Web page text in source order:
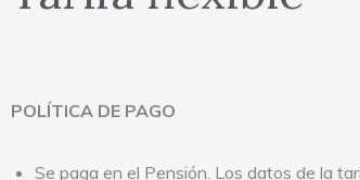
POLÍTICA DE PAGO
Se paga en el Pensión. Los datos de la